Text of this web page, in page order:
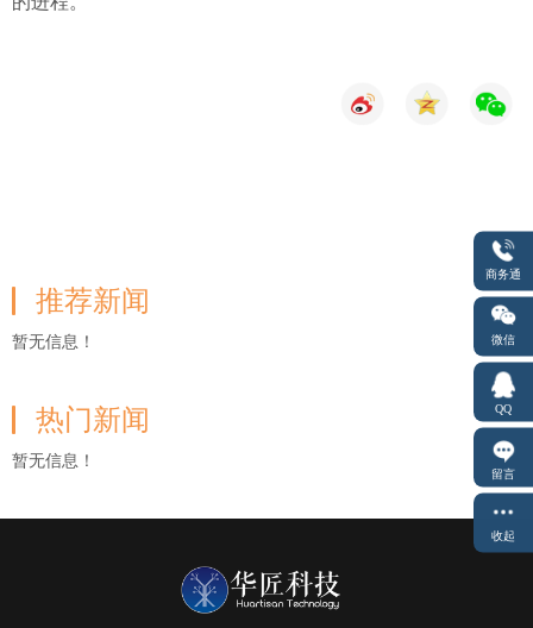
推荐新闻
暂无信息！
热门新闻
暂无信息！
商务通
微信
QQ
留言
收起